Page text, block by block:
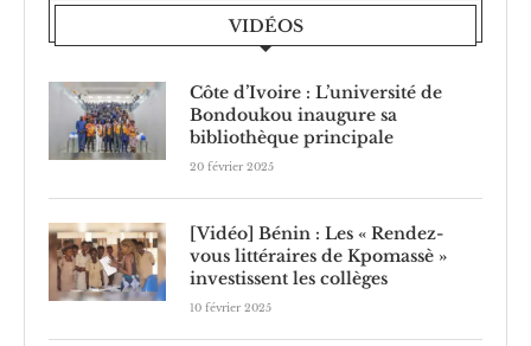
VIDÉOS
Côte d’Ivoire : L’université de
Bondoukou inaugure sa
bibliothèque principale
20 février 2025
[Vidéo] Bénin : Les « Rendez-
vous littéraires de Kpomassè »
investissent les collèges
10 février 2025